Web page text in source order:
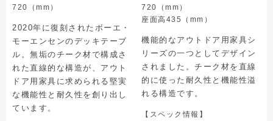
720（mm）
2020年に復刻されたボーエ・
モーエンセンのデッキテーブ
ル。無垢のチーク材で構成さ
れた直線的な構造が、アウト
ドア用家具に求められる堅実
な機能性と耐久性を創り出し
ています。
720（mm）
座面高435（mm）
機能的なアウトドア用家具シ
リーズの一つとしてデザイン
されました。チーク材を直線
的に使った耐久性と機能性溢
れる構造です。
【スペック情報】